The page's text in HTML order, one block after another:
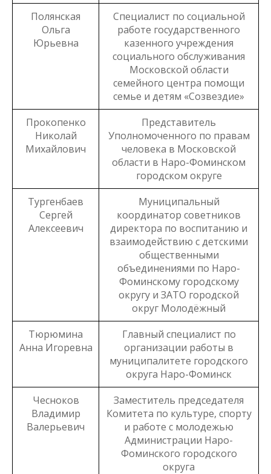
Полянская
Ольга
Юрьевна
Специалист по социальной
работе государственного
казенного учреждения
социального обслуживания
Московской области
семейного центра помощи
семье и детям «Созвездие»
Прокопенко
Николай
Михайлович
Представитель
Уполномоченного по правам
человека в Московской
области в Наро-Фоминском
городском округе
Тургенбаев
Сергей
Алексеевич
Муниципальный
координатор советников
директора по воспитанию и
взаимодействию с детскими
общественными
объединениями по Наро-
Фоминскому городскому
округу и ЗАТО городской
округ Молодёжный
Тюрюмина
Анна Игоревна
Главный специалист по
организации работы в
муниципалитете городского
округа Наро-Фоминск
Чесноков
Владимир
Валерьевич
Заместитель председателя
Комитета по культуре, спорту
и работе с молодежью
Администрации Наро-
Фоминского городского
округа